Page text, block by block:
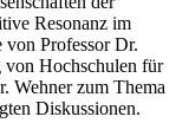
Resonanz im
Professor Dr.
Hochschulen für
Wehner zum Thema
Diskussionen.